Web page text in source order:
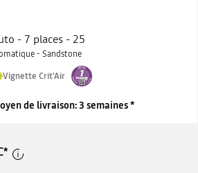
- 7 places - 25
- Sandstone
Vignette Crit'Air
de livraison: 3 semaines *
*